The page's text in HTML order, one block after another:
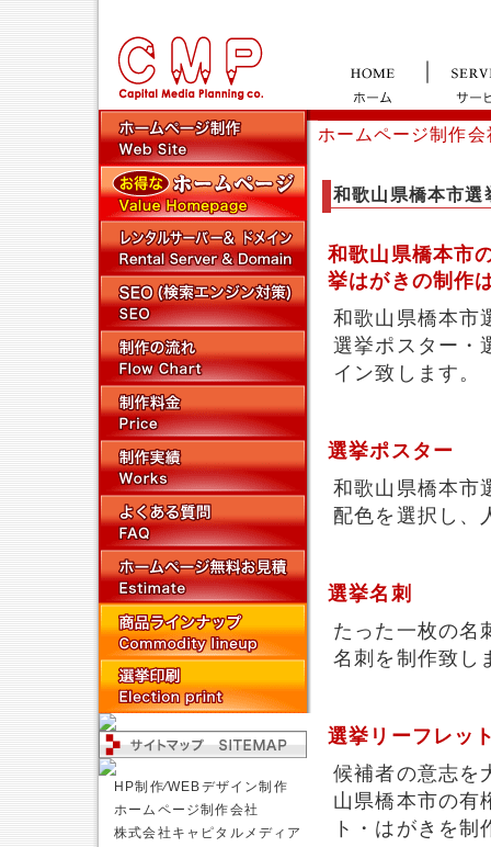
ホームページ制作
和歌山県橋本市選
和歌山県橋本市
挙はがきの制作
和歌山県橋本市
選挙ポスター・
イン致します。
選挙ポスター
和歌山県橋本市
配色を選択し、
選挙名刺
たった一枚の名
名刺を制作致し
選挙リーフレッ
候補者の意志を
山県橋本市の有
ト・はがきを制
HP制作⁄WEBデザイン制作
ホームページ制作会社
株式会社キャピタルメディア